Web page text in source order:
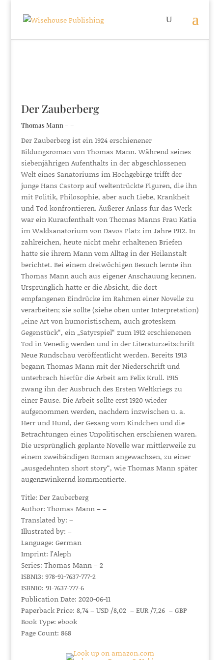
Der Zauberberg
Thomas Mann – –
Der Zauberberg ist ein 1924 erschienener
Bildungsroman von Thomas Mann. Während seines
siebenjährigen Aufenthalts in der abgeschlossenen
Welt eines Sanatoriums im Hochgebirge trifft der
junge Hans Castorp auf weltentrückte Figuren, die ihn
mit Politik, Philosophie, aber auch Liebe, Krankheit
und Tod konfrontieren. Äußerer Anlass für das Werk
war ein Kuraufenthalt von Thomas Manns Frau Katia
im Waldsanatorium von Davos Platz im Jahre 1912. In
zahlreichen, heute nicht mehr erhaltenen Briefen
hatte sie ihrem Mann vom Alltag in der Heilanstalt
berichtet. Bei einem dreiwöchigen Besuch lernte ihn
Thomas Mann auch aus eigener Anschauung kennen.
Ursprünglich hatte er die Absicht, die dort
empfangenen Eindrücke im Rahmen einer Novelle zu
verarbeiten; sie sollte (siehe oben unter Interpretation)
„eine Art von humoristischem, auch groteskem
Gegenstück“, ein „Satyrspiel“ zum 1912 erschienenen
Tod in Venedig werden und in der Literaturzeitschrift
Neue Rundschau veröffentlicht werden. Bereits 1913
begann Thomas Mann mit der Niederschrift und
unterbrach hierfür die Arbeit am Felix Krull. 1915
zwang ihn der Ausbruch des Ersten Weltkriegs zu
einer Pause. Die Arbeit sollte erst 1920 wieder
aufgenommen werden, nachdem inzwischen u. a.
Herr und Hund, der Gesang vom Kindchen und die
Betrachtungen eines Unpolitischen erschienen waren.
Die ursprünglich geplante Novelle war mittlerweile zu
einem zweibändigen Roman angewachsen, zu einer
„ausgedehnten short story“, wie Thomas Mann später
augenzwinkernd kommentierte.
Title: Der Zauberberg
Author: Thomas Mann – –
Translated by: –
Illustrated by: –
Language: German
Imprint: l’Aleph
Series: Thomas Mann – 2
ISBN13: 978-91-7637-777-2
ISBN10: 91-7637-777-6
Publication Date: 2020-06-11
Paperback Price: 8,74 – USD /8,02 – EUR /7,26 – GBP
Book Type: ebook
Page Count: 868